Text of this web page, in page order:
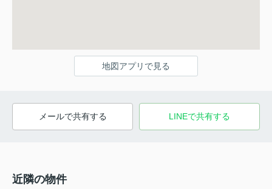
地図アプリで見る
メールで共有する LINEで共有する
近隣の物件